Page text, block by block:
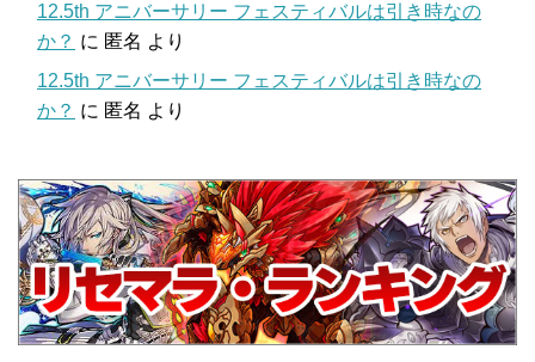
12.5th アニバーサリー フェスティバルは引き時なの
か？ に 匿名 より
12.5th アニバーサリー フェスティバルは引き時なの
か？ に 匿名 より